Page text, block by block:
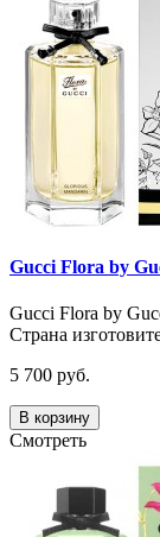
Gucci Flora by
Gucci Flora by
Страна
5 700 руб.
В корзину
Смотреть